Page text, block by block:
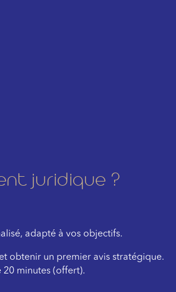
juridique ?
adapté à vos objectifs.
obtenir un premier avis stratégique.
minutes (offert).